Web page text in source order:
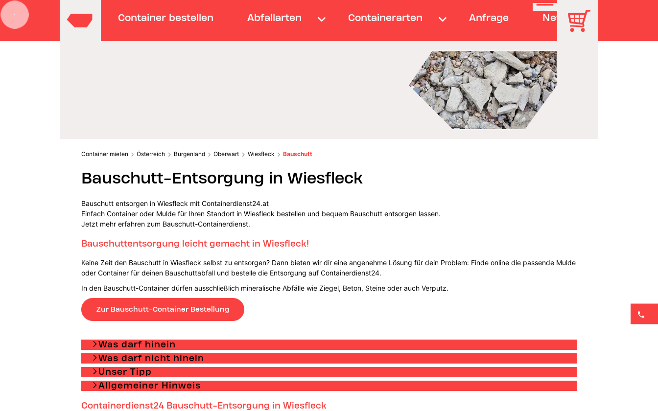
Container bestellen Abfallarten Containerarten Anfrage News
Container mieten Österreich Burgenland Oberwart Wiesfleck Bauschutt
Bauschutt-Entsorgung in Wiesfleck
Bauschutt entsorgen in Wiesfleck mit Containerdienst24.at
Einfach Container oder Mulde für Ihren Standort in Wiesfleck bestellen und bequem Bauschutt entsorgen lassen.
Jetzt mehr erfahren zum Bauschutt-Containerdienst.
Bauschuttentsorgung leicht gemacht in Wiesfleck!
Keine Zeit den Bauschutt in Wiesfleck selbst zu entsorgen? Dann bieten wir dir eine angenehme Lösung für dein Problem: Finde online die passende Mulde
oder Container für deinen Bauschuttabfall und bestelle die Entsorgung auf Containerdienst24.
In den Bauschutt-Container dürfen ausschließlich mineralische Abfälle wie Ziegel, Beton, Steine oder auch Verputz.
Zur Bauschutt-Container Bestellung
Was darf hinein
Was darf nicht hinein
Unser Tipp
Allgemeiner Hinweis
Containerdienst24 Bauschutt-Entsorgung in Wiesfleck